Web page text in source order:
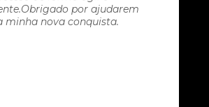
por ajudarem
minha nova conquista.